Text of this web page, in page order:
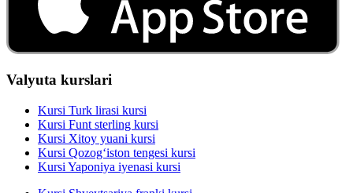
Valyuta kurslari
Kursi Turk lirasi kursi
Kursi Funt sterling kursi
Kursi Xitoy yuani kursi
Kursi Qozog‘iston tengesi kursi
Kursi Yaponiya iyenasi kursi